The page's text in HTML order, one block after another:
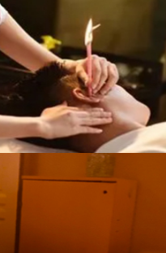
。无论是传统的拔罐、刮
我们都能为您提供专业的
身体，增强体质。
学之休闲spa
哲学的致敬。我们的日式
格，提供包括日式指压、
可以体验到日本传统的养